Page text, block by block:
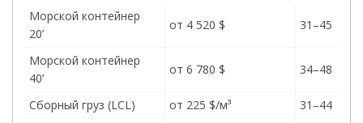
Морской контейнер
20’
от 4 520 $ 31–45
Морской контейнер
40’
от 6 780 $ 34–48
Сборный груз (LCL) от 225 $/м³
31–44